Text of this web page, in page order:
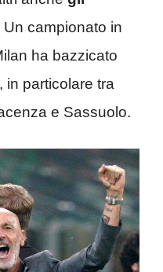
Un campionato in
ha bazzicato
in particolare tra
e Sassuolo.